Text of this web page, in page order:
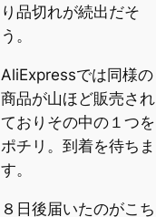
り品切れが続出だそ
う。
AliExpressでは同様の
商品が山ほど販売され
ておりその中の１つを
ポチリ。到着を待ちま
す。
８日後届いたのがこち